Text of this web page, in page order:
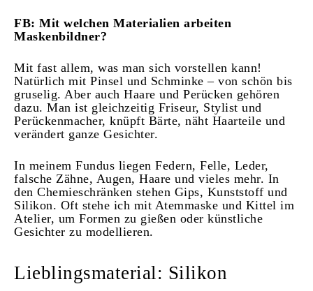
FB: Mit welchen Materialien arbeiten
Maskenbildner?
Mit fast allem, was man sich vorstellen kann!
Natürlich mit Pinsel und Schminke – von schön bis
gruselig. Aber auch Haare und Perücken gehören
dazu. Man ist gleichzeitig Friseur, Stylist und
Perückenmacher, knüpft Bärte, näht Haarteile und
verändert ganze Gesichter.
In meinem Fundus liegen Federn, Felle, Leder,
falsche Zähne, Augen, Haare und vieles mehr. In
den Chemieschränken stehen Gips, Kunststoff und
Silikon. Oft stehe ich mit Atemmaske und Kittel im
Atelier, um Formen zu gießen oder künstliche
Gesichter zu modellieren.
Lieblingsmaterial: Silikon